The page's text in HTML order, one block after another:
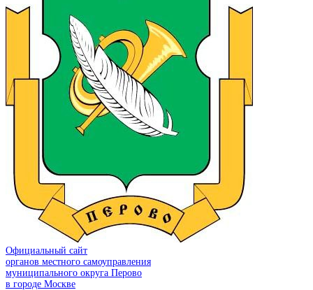
Официальный сайт
органов местного самоуправления
муниципального округа Перово
в городе Москве